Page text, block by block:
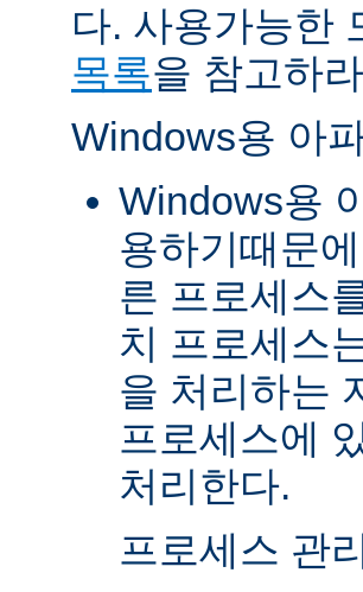
다. 사용가능한
목록을 참고하
Windows용 아
Windows용
용하기때문
른 프로세스
치 프로세스
을 처리하는
프로세스에
처리한다.
프로세스 관